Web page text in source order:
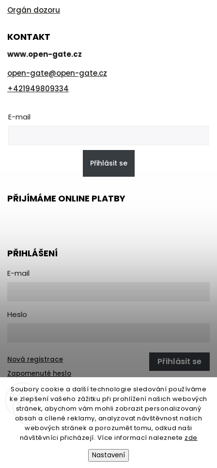
Soubory cookie a další technologie sledování používáme
ke zlepšení vašeho zážitku při prohlížení našich webových
stránek, abychom vám mohli zobrazit personalizovaný
obsah a cílené reklamy, analyzovat návštěvnost našich
webových stránek a porozumět tomu, odkud naši
návštěvníci přicházejí. Více informací naleznete zde
Nastavení
Orgán dozoru
KONTAKT
www.open-gate.cz
open-gate@open-gate.cz
+421949809334
E-mail
Přihlásit se
PŘIJÍMÁME ONLINE PLATBY
PŘIHLÁŠENÍ
E-mail
Heslo
Přihlásit se
Nová registrace
Zapomenuté heslo
open-gate.sk montazpohonu.sk